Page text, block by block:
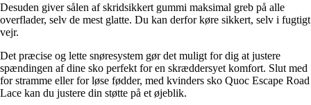
Desuden giver sålen af skridsikkert gummi maksimal greb på alle
overflader, selv de mest glatte. Du kan derfor køre sikkert, selv i fugtigt
vejr.
Det præcise og lette snøresystem gør det muligt for dig at justere
spændingen af dine sko perfekt for en skræddersyet komfort. Slut med
for stramme eller for løse fødder, med kvinders sko Quoc Escape Road
Lace kan du justere din støtte på et øjeblik.